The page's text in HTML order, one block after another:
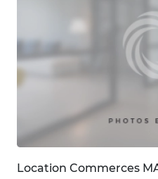
Location Commerces